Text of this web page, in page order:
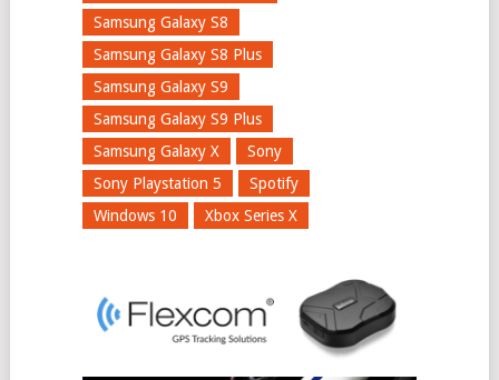
Samsung Galaxy S8
Samsung Galaxy S8 Plus
Samsung Galaxy S9
Samsung Galaxy S9 Plus
Samsung Galaxy X
Sony
Sony Playstation 5
Spotify
Windows 10
Xbox Series X